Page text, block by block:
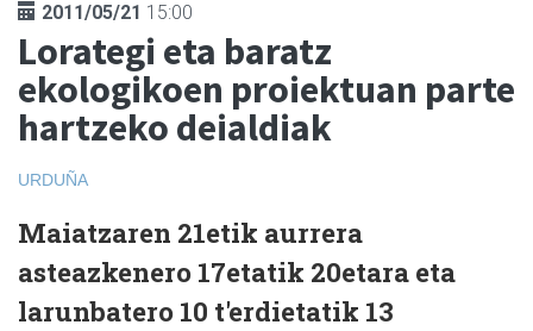
2011/05/21 15:00
Lorategi eta baratz
ekologikoen proiektuan parte
hartzeko deialdiak
URDUÑA
Maiatzaren 21etik aurrera
asteazkenero 17etatik 20etara eta
larunbatero 10 t'erdietatik 13